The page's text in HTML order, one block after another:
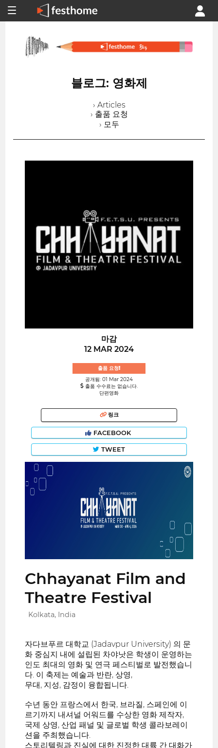
블로그: 영화제
› Articles
› 출품 요청
› 모두
마감
12 MAR 2024
출품 요청!
공개됨: 01 Mar 2024
출품 수수료는 없습니다.
단편영화
링크
FACEBOOK
TWEET
Chhayanat Film and
Theatre Festival
Kolkata, India
자다브푸르 대학교 (Jadavpur University) 의 문
화 중심지 내에 설립된 차야낫은 학생이 운영하는
인도 최대의 영화 및 연극 페스티벌로 발전했습니
다. 이 축제는 예술과 반란, 상영,
무대, 지성, 감정이 융합됩니다.
수년 동안 프랑스에서 한국, 브라질, 스페인에 이
르기까지 내셔널 어워드를 수상한 영화 제작자,
국제 상영, 산업 패널 및 글로벌 학생 콜라보레이
션을 주최했습니다.
스토리텔링과 진실에 대한 진정한 대륙 간 대화가